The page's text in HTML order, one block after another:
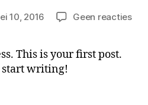
10, 2016 Geen reactiesop
This is your first post.
start writing!